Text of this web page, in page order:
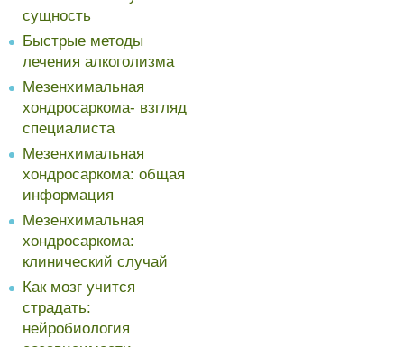
сущность
Быстрые методы
лечения алкоголизма
Мезенхимальная
хондросаркома- взгляд
специалиста
Мезенхимальная
хондросаркома: общая
информация
Мезенхимальная
хондросаркома:
клинический случай
Как мозг учится
страдать:
нейробиология